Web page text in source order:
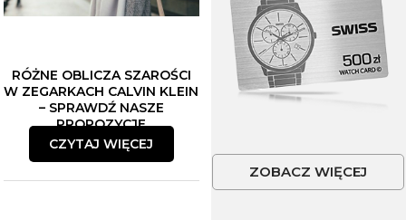
RÓŻNE OBLICZA SZAROŚCI
W ZEGARKACH CALVIN KLEIN
– SPRAWDŹ NASZE
PROPOZYCJE
CZYTAJ WIĘCEJ
ZOBACZ WIĘCEJ